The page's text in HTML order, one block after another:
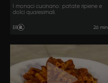
I monaci cucinano: patate ripiene e
dolci quaresimali.
E8 26 min